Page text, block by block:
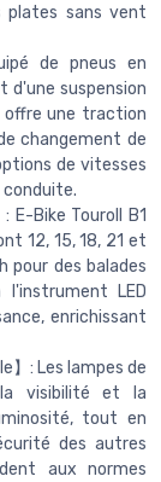
plates sans vent
de pneus en
d'une suspension
offre une traction
changement de
de vitesses
E-Bike Touroll B1
12, 15, 18, 21 et
pour des balades
l'instrument LED
enrichissant
】: Les lampes de
la visibilité et la
tout en
des autres
aux normes